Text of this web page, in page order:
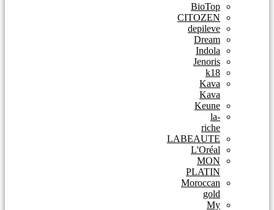
BioTop
CITOZEN
depileve
Dream
Indola
Jenoris
k18
Kava
Kava
Keune
la-
riche
LABEAUTE
L'Oréal
MON
PLATIN
Moroccan
gold
My